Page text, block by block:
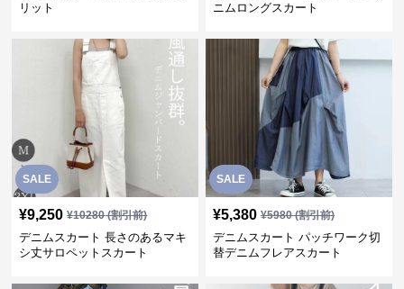
リット
ニムロングスカート
SALE
¥9,250 ¥10280(割引前)
デニムスカート 長さのあるマキ
シ丈サロペットスカート
SALE
¥5,380 ¥5980(割引前)
デニムスカート パッチワーク切
替デニムフレアスカート